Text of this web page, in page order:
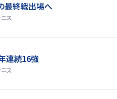
最終戦出場へ
ス
連続16強
ス